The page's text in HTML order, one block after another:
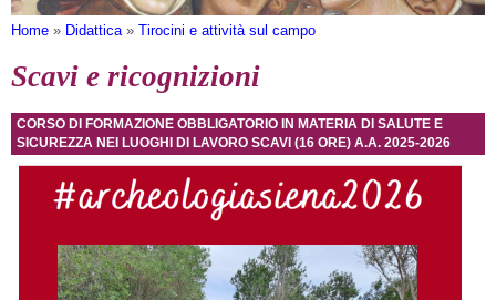
Tu sei qui
Home » Didattica » Tirocini e attività sul campo
Scavi e ricognizioni
CORSO DI FORMAZIONE OBBLIGATORIO IN MATERIA DI SALUTE E
SICUREZZA NEI LUOGHI DI LAVORO SCAVI (16 ORE) A.A. 2025-2026